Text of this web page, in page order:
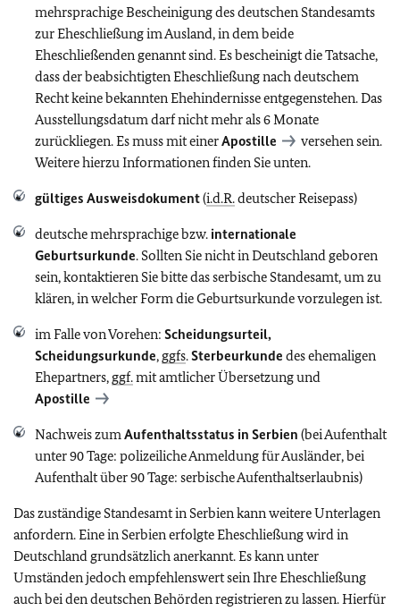
mehrsprachige Bescheinigung des deutschen Standesamts
zur Eheschließung im Ausland, in dem beide
Eheschließenden genannt sind. Es bescheinigt die Tatsache,
dass der beabsichtigten Eheschließung nach deutschem
Recht keine bekannten Ehehindernisse entgegenstehen. Das
Ausstellungsdatum darf nicht mehr als 6 Monate
zurückliegen. Es muss mit einerApostille
versehen sein.
Weitere hierzu Informationen finden Sie unten.
gültiges Ausweisdokument(i.d.R.deutscher Reisepass)
deutsche mehrsprachige bzw. internationale
Geburtsurkunde. Sollten Sie nicht in Deutschland geboren
sein, kontaktieren Sie bitte das serbische Standesamt, um zu
klären, in welcher Form die Geburtsurkunde vorzulegen ist.
im Falle von Vorehen: Scheidungsurteil,
Scheidungsurkunde, ggfs.Sterbeurkunde des ehemaligen
Ehepartners, ggf.mit amtlicher Übersetzung und
Apostille
Nachweis zumAufenthaltsstatus in Serbien (bei Aufenthalt
unter 90 Tage: polizeiliche Anmeldung für Ausländer, bei
Aufenthalt über 90 Tage: serbische Aufenthaltserlaubnis)
Das zuständige Standesamt in Serbien kann weitere Unterlagen
anfordern. Eine in Serbien erfolgte Eheschließung wird in
Deutschland grundsätzlich anerkannt. Es kann unter
Umständen jedoch empfehlenswert sein Ihre Eheschließung
auch bei den deutschen Behörden registrieren zu lassen. Hierfür